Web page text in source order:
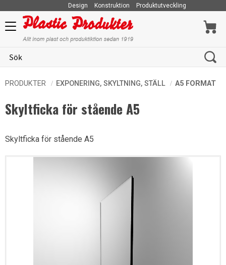
Meny
Design Konstruktion Produktutveckling
PRODUKTER EXPONERING, SKYLTNING, STÄLL A5 FORMAT
Skyltficka för stående A5
Skyltficka för stående A5